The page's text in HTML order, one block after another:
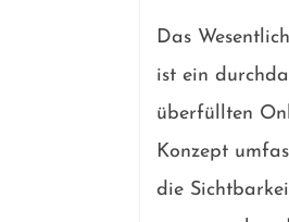
Das
ist ein
überfüllten
Konzept
die